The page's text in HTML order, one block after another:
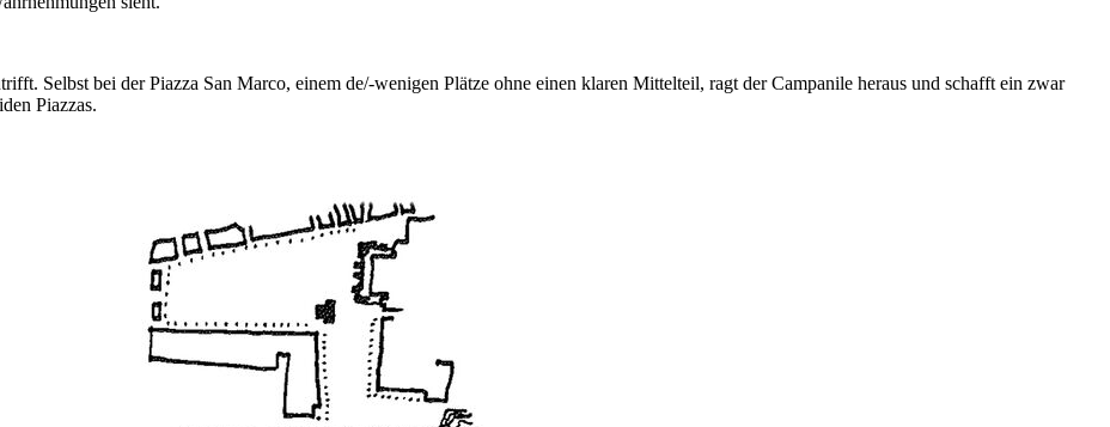
Selbst bei der Piazza San Marco, einem de/-wenigen Plätze ohne einen klaren Mittelteil, ragt der Campanile heraus und schafft ein zwar
Piazzas.